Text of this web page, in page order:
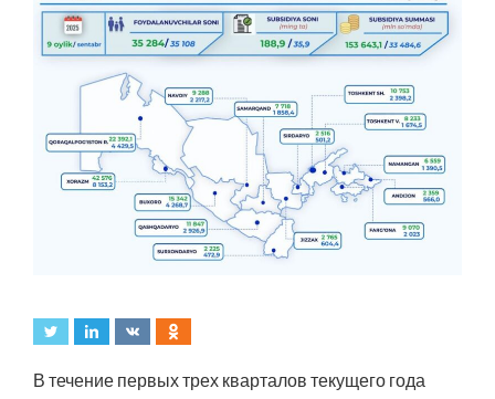
В течение первых трех кварталов текущего года